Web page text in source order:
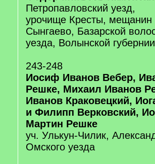
Петропавловский уезд,
урочище Кресты, мещанин
Сынгаево, Базарской
уезда, Волынской губернии
243-248
Иосиф Иванов Вебер,
Решке, Михаил Иванов
Иванов Краковецкий,
и Филипп Верковский,
Мартин Решке
уч. Улькун-Чилик,
Омского уезда